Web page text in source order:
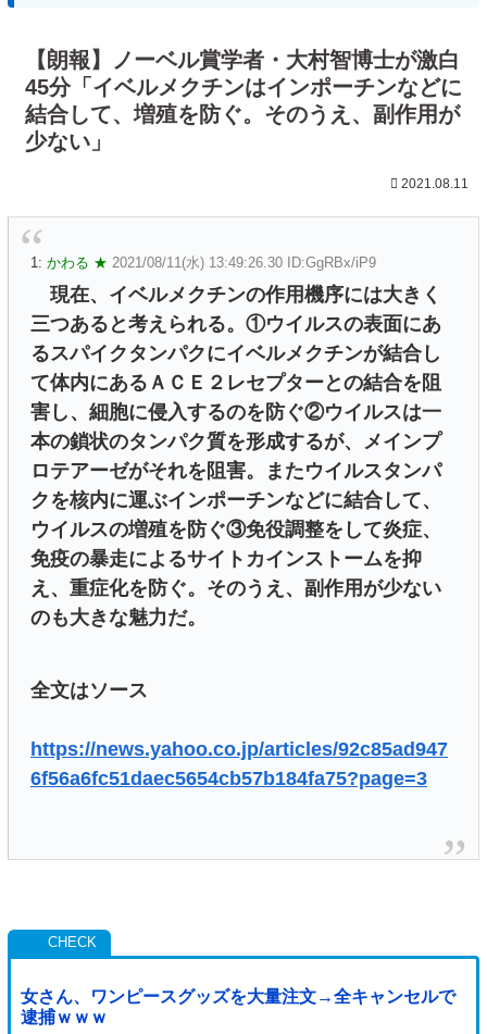
【朗報】ノーベル賞学者・大村智博士が激白
45分「イベルメクチンはインポーチンなどに
結合して、増殖を防ぐ。そのうえ、副作用が
少ない」
2021.08.11
1: かわる ★ 2021/08/11(水) 13:49:26.30 ID:GgRBx/iP9
現在、イベルメクチンの作用機序には大きく
三つあると考えられる。①ウイルスの表面にあ
るスパイクタンパクにイベルメクチンが結合し
て体内にあるＡＣＥ２レセプターとの結合を阻
害し、細胞に侵入するのを防ぐ②ウイルスは一
本の鎖状のタンパク質を形成するが、メインプ
ロテアーゼがそれを阻害。またウイルスタンパ
クを核内に運ぶインポーチンなどに結合して、
ウイルスの増殖を防ぐ③免役調整をして炎症、
免疫の暴走によるサイトカインストームを抑
え、重症化を防ぐ。そのうえ、副作用が少ない
のも大きな魅力だ。
全文はソース
https://news.yahoo.co.jp/articles/92c85ad947
6f56a6fc51daec5654cb57b184fa75?page=3
女さん、ワンピースグッズを大量注文→全キャンセルで
逮捕ｗｗｗ